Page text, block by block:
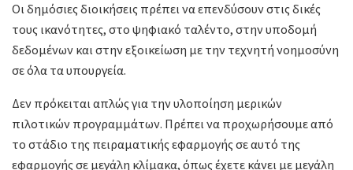
Οι δημόσιες διοικήσεις πρέπει να επενδύσουν στις δικές
τους ικανότητες, στο ψηφιακό ταλέντο, στην υποδομή
δεδομένων και στην εξοικείωση με την τεχνητή νοημοσύνη
σε όλα τα υπουργεία.
Δεν πρόκειται απλώς για την υλοποίηση μερικών
πιλοτικών προγραμμάτων. Πρέπει να προχωρήσουμε από
το στάδιο της πειραματικής εφαρμογής σε αυτό της
εφαρμογής σε μεγάλη κλίμακα, όπως έχετε κάνει με μεγάλη